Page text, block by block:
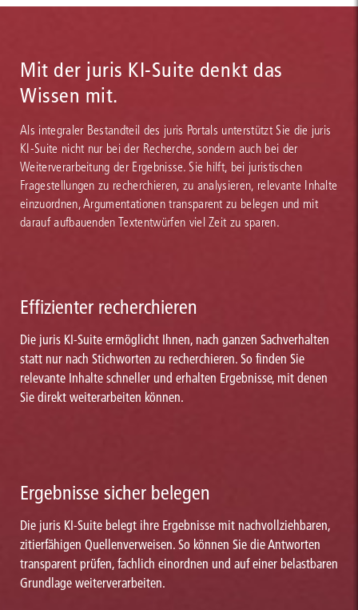
Mit der juris KI-Suite denkt das
Wissen mit.
Als integraler Bestandteil des juris Portals unterstützt Sie die juris
KI-Suite nicht nur bei der Recherche, sondern auch bei der
Weiterverarbeitung der Ergebnisse. Sie hilft, bei juristischen
Fragestellungen zu recherchieren, zu analysieren, relevante Inhalte
einzuordnen, Argumentationen transparent zu belegen und mit
darauf aufbauenden Textentwürfen viel Zeit zu sparen.
Effizienter recherchieren
Die juris KI-Suite ermöglicht Ihnen, nach ganzen Sachverhalten
statt nur nach Stichworten zu recherchieren. So finden Sie
relevante Inhalte schneller und erhalten Ergebnisse, mit denen
Sie direkt weiterarbeiten können.
Ergebnisse sicher belegen
Die juris KI-Suite belegt ihre Ergebnisse mit nachvollziehbaren,
zitierfähigen Quellenverweisen. So können Sie die Antworten
transparent prüfen, fachlich einordnen und auf einer belastbaren
Grundlage weiterverarbeiten.